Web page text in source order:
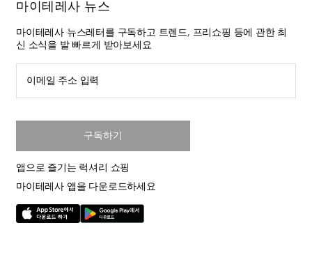
마이테레사 뉴스
마이테레사 뉴스레터를 구독하고 트렌드, 프리쇼핑 등에 관한 최
신 소식을 발 빠르게 받아보세요
이메일 주소 입력
구독하기
앱으로 즐기는 럭셔리 쇼핑
마이테레사 앱을 다운로드하세요